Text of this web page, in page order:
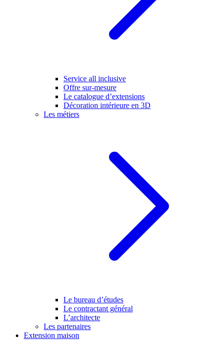
Service all inclusive
Offre sur-mesure
Le catalogue d’extensions
Décoration intérieure en 3D
Les métiers
Le bureau d’études
Le contractant général
L’architecte
Les partenaires
Extension maison